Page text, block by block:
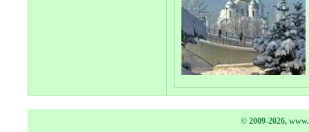
© 2009-2026,